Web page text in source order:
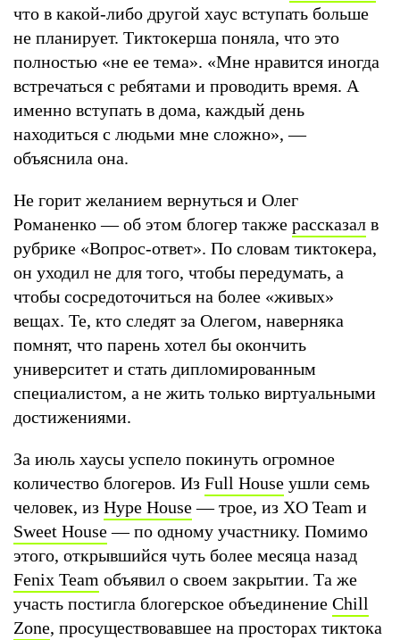
что в какой-либо другой хаус вступать больше
не планирует. Тиктокерша поняла, что это
полностью «не ее тема». «Мне нравится иногда
встречаться с ребятами и проводить время. А
именно вступать в дома, каждый день
находиться с людьми мне сложно», —
объяснила она.
Не горит желанием вернуться и Олег
Романенко — об этом блогер также рассказал в
рубрике «Вопрос-ответ». По словам тиктокера,
он уходил не для того, чтобы передумать, а
чтобы сосредоточиться на более «живых»
вещах. Те, кто следят за Олегом, наверняка
помнят, что парень хотел бы окончить
университет и стать дипломированным
специалистом, а не жить только виртуальными
достижениями.
За июль хаусы успело покинуть огромное
количество блогеров. Из Full House ушли семь
человек, из Hype House— трое, из XO Team и
Sweet House— по одному участнику. Помимо
этого, открывшийся чуть более месяца назад
Fenix Team объявил о своем закрытии. Та же
участь постигла блогерское объединение Chill
Zone, просуществовавшее на просторах тиктока